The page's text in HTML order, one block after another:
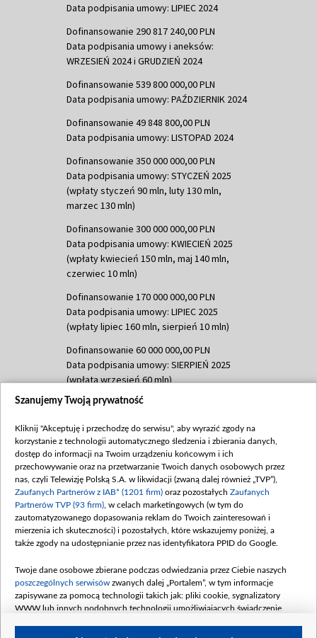
Data podpisania umowy: LIPIEC 2024
Dofinansowanie 290 817 240,00 PLN
Data podpisania umowy i aneksów:
WRZESIEŃ 2024 i GRUDZIEŃ 2024
Dofinansowanie 539 800 000,00 PLN
Data podpisania umowy: PAŹDZIERNIK 2024
Dofinansowanie 49 848 800,00 PLN
Data podpisania umowy: LISTOPAD 2024
Dofinansowanie 350 000 000,00 PLN
Data podpisania umowy: STYCZEŃ 2025
(wpłaty styczeń 90 mln, luty 130 mln,
marzec 130 mln)
Dofinansowanie 300 000 000,00 PLN
Data podpisania umowy: KWIECIEŃ 2025
(wpłaty kwiecień 150 mln, maj 140 mln,
czerwiec 10 mln)
Dofinansowanie 170 000 000,00 PLN
Data podpisania umowy: LIPIEC 2025
(wpłaty lipiec 160 mln, sierpień 10 mln)
Dofinansowanie 60 000 000,00 PLN
Data podpisania umowy: SIERPIEŃ 2025
(wpłata wrzesień 60 mln)
Dofinansowanie 635 783 051,21 PLN
(wpłata wrzesień 100 mln, październik 350
mln, listopad 265 mln)
Dofinansowanie 48 862 000,00 PLN
Data podpisania umowy: GRUDZIEŃ 2025
(wpłata grudzień 60,548 mln)
Dofinansowanie 900 000 000,00 PLN
Data podpisania umowy: LUTY 2026 (wpłata
kwiecień 180 mln, 7 maja 180 mln, 8
czerwca 90 mln)
Dofinansowanie 250 000 000,00 PLN
Szanujemy Twoją prywatność
Kliknij "Akceptuję i przechodzę do serwisu", aby wyrazić zgody na
korzystanie z technologii automatycznego śledzenia i zbierania danych,
dostęp do informacji na Twoim urządzeniu końcowym i ich
przechowywanie oraz na przetwarzanie Twoich danych osobowych przez
nas, czyli Telewizję Polską S.A. w likwidacji (zwaną dalej również „TVP”),
Zaufanych Partnerów z IAB* (1201 firm) oraz pozostałych Zaufanych
Partnerów TVP (93 firm) , w celach marketingowych (w tym do
zautomatyzowanego dopasowania reklam do Twoich zainteresowań i
mierzenia ich skuteczności) i pozostałych, które wskazujemy poniżej, a
także zgody na udostępnianie przez nas identyfikatora PPID do Google.
Twoje dane osobowe zbierane podczas odwiedzania przez Ciebie naszych
poszczególnych serwisów zwanych dalej „Portalem”, w tym informacje
zapisywane za pomocą technologii takich jak: pliki cookie, sygnalizatory
WWW lub innych podobnych technologii umożliwiających świadczenie